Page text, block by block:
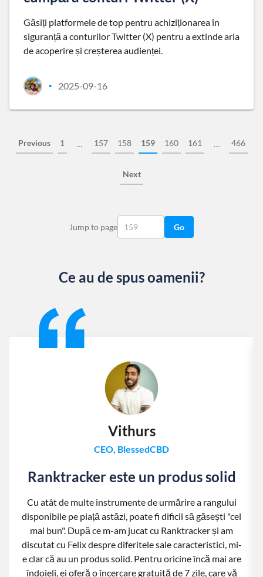
Găsiți platformele de top pentru achiziționarea în
siguranță a conturilor Twitter (X) pentru a extinde aria
de acoperire și creșterea audienței.
• 2025-09-16
Previous 1 … 157 158 159 160 161 … 466
Next
Jump to page Go
Ce au de spus oamenii?
Vithurs
CEO, BlessedCBD
Ranktracker este un produs solid
Cu atât de multe instrumente de urmărire a rangului
disponibile pe piață astăzi, poate fi dificil să găsești "cel
mai bun". După ce m-am jucat cu Ranktracker și am
discutat cu Felix despre diferitele sale caracteristici, mi-
e clar că au un produs solid. Pentru oricine încă mai are
îndoieli, ei oferă o încercare gratuită de 7 zile, care vă